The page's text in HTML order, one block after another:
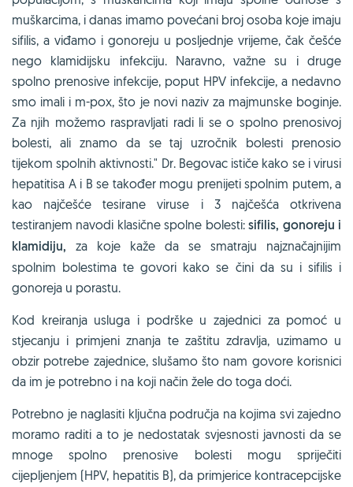
muškarcima, i danas imamo povećani broj osoba koje imaju
sifilis, a viđamo i gonoreju u posljednje vrijeme, čak češće
nego klamidijsku infekciju. Naravno, važne su i druge
spolno prenosive infekcije, poput HPV infekcije, a nedavno
smo imali i m-pox, što je novi naziv za majmunske boginje.
Za njih možemo raspravljati radi li se o spolno prenosivoj
bolesti, ali znamo da se taj uzročnik bolesti prenosio
tijekom spolnih aktivnosti." Dr. Begovac ističe kako se i virusi
hepatitisa A i B se također mogu prenijeti spolnim putem, a
kao najčešće tesirane viruse i 3 najčešća otkrivena
testiranjem navodi klasične spolne bolesti:sifilis, gonoreju i
klamidiju, za koje kaže da se smatraju najznačajnijim
spolnim bolestima te govori kako se čini da su i sifilis i
gonoreja u porastu.
Kod kreiranja usluga i podrške u zajednici za pomoć u
stjecanju i primjeni znanja te zaštitu zdravlja, uzimamo u
obzir potrebe zajednice, slušamo što nam govore korisnici
da im je potrebno i na koji način žele do toga doći.
Potrebno je naglasiti ključna područja na kojima svi zajedno
moramo raditi a to je nedostatak svjesnosti javnosti da se
mnoge spolno prenosive bolesti mogu spriječiti
cijepljenjem (HPV, hepatitis B), da primjerice kontracepcijske